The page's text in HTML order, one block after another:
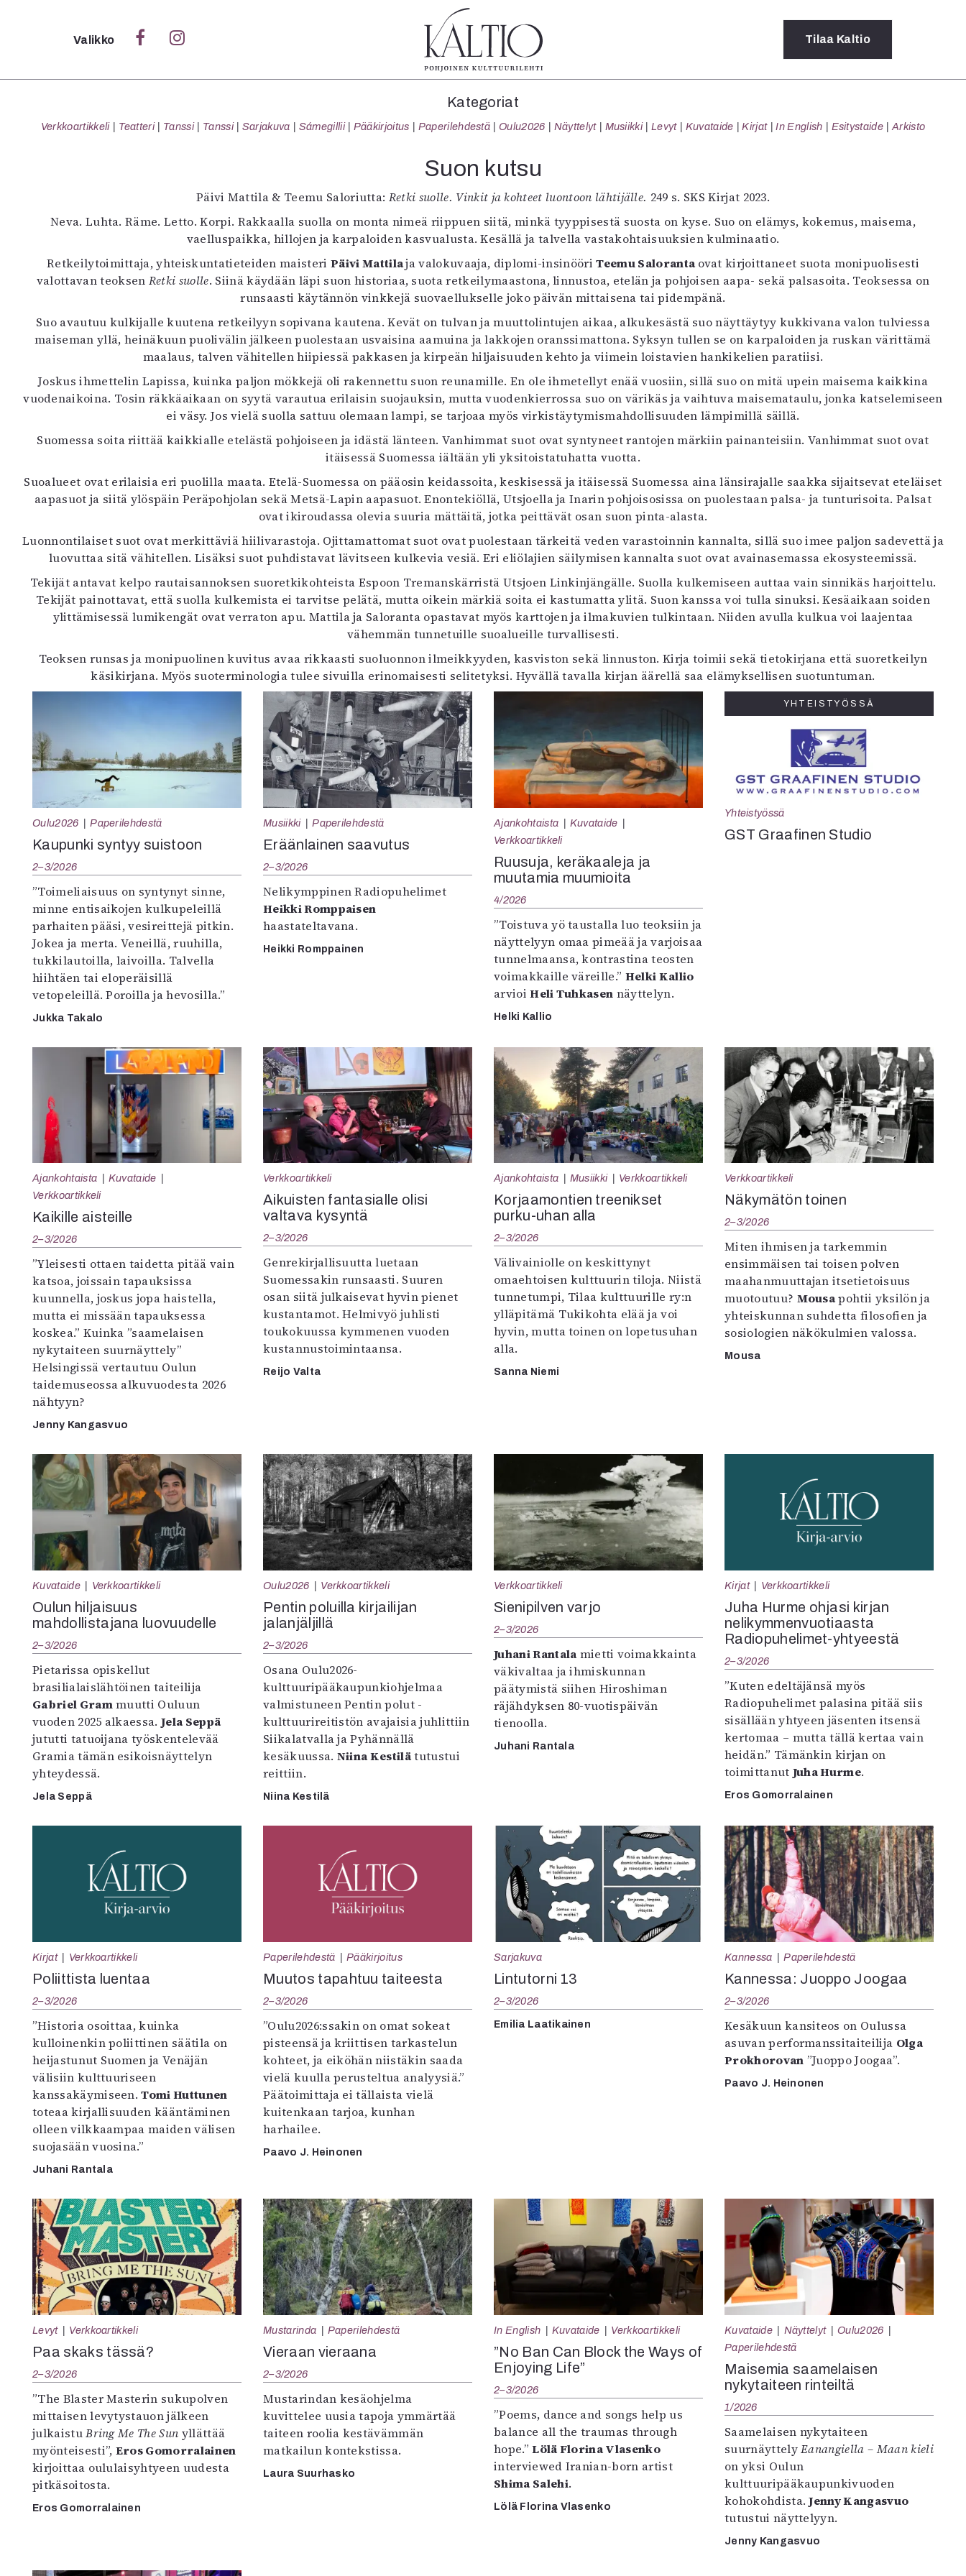
Sulje
Verkkoartikkeli
Sarjakuva
Pääkirjoitus
Paperilehdestä
Oulu2026
Näyttelyt
Musiikki
Levyt
Kuvataide
Kirjat
In English
Esitystaide
Arkisto
Lehdet
4/2026
1/2026
6/2025
5/2025 saame
Lehtiarkisto
Tilaus ja
Mediatiedot
Valikko Tilaa Kaltio
Kategoriat
Verkkoartikkeli Teatteri Tanssi Tanssi Sarjakuva Sámegillii Pääkirjoitus Paperilehdestä Oulu2026 Näyttelyt Musiikki Levyt Kuvataide Kirjat In English Esitystaide Arkisto
Suon kutsu
Päivi Mattila & Teemu Saloriutta: Retki suolle. Vinkit ja kohteet luontoon lähtijälle. 249 s. SKS Kirjat 2023.
Neva. Luhta. Räme. Letto. Korpi. Rakkaalla suolla on monta nimeä riippuen siitä, minkä tyyppisestä suosta on kyse. Suo on elämys, kokemus, maisema,
vaelluspaikka, hillojen ja karpaloiden kasvualusta. Kesällä ja talvella vastakohtaisuuksien kulminaatio.
Retkeilytoimittaja, yhteiskuntatieteiden maisteri Päivi Mattilaja valokuvaaja, diplomi-insinööriTeemu Saloranta ovat kirjoittaneet suota monipuolisesti
valottavan teoksen Retki suolle. Siinä käydään läpi suon historiaa, suota retkeilymaastona, linnustoa, etelän ja pohjoisen aapa- sekä palsasoita. Teoksessa on
runsaasti käytännön vinkkejä suovaellukselle joko päivän mittaisena tai pidempänä.
Suo avautuu kulkijalle kuutena retkeilyyn sopivana kautena. Kevät on tulvan ja muuttolintujen aikaa, alkukesästä suo näyttäytyy kukkivana valon tulviessa
maiseman yllä, heinäkuun puolivälin jälkeen puolestaan usvaisina aamuina ja lakkojen oranssimattona. Syksyn tullen se on karpaloiden ja ruskan värittämä
maalaus, talven vähitellen hiipiessä pakkasen ja kirpeän hiljaisuuden kehto ja viimein loistavien hankikelien paratiisi.
Joskus ihmettelin Lapissa, kuinka paljon mökkejä oli rakennettu suon reunamille. En ole ihmetellyt enää vuosiin, sillä suo on mitä upein maisema kaikkina
vuodenaikoina. Tosin räkkäaikaan on syytä varautua erilaisin suojauksin, mutta vuodenkierrossa suo on värikäs ja vaihtuva maisemataulu, jonka katselemiseen
ei väsy. Jos vielä suolla sattuu olemaan lampi, se tarjoaa myös virkistäytymismahdollisuuden lämpimillä säillä.
Suomessa soita riittää kaikkialle etelästä pohjoiseen ja idästä länteen. Vanhimmat suot ovat syntyneet rantojen märkiin painanteisiin. Vanhimmat suot ovat
itäisessä Suomessa iältään yli yksitoistatuhatta vuotta.
Suoalueet ovat erilaisia eri puolilla maata. Etelä-Suomessa on pääosin keidassoita, keskisessä ja itäisessä Suomessa aina länsirajalle saakka sijaitsevat eteläiset
aapasuot ja siitä ylöspäin Peräpohjolan sekä Metsä-Lapin aapasuot. Enontekiöllä, Utsjoella ja Inarin pohjoisosissa on puolestaan palsa- ja tunturisoita. Palsat
ovat ikiroudassa olevia suuria mättäitä, jotka peittävät osan suon pinta-alasta.
Luonnontilaiset suot ovat merkittäviä hiilivarastoja. Ojittamattomat suot ovat puolestaan tärkeitä veden varastoinnin kannalta, sillä suo imee paljon sadevettä ja
luovuttaa sitä vähitellen. Lisäksi suot puhdistavat lävitseen kulkevia vesiä. Eri eliölajien säilymisen kannalta suot ovat avainasemassa ekosysteemissä.
Tekijät antavat kelpo rautaisannoksen suoretkikohteista Espoon Tremanskärristä Utsjoen Linkinjängälle. Suolla kulkemiseen auttaa vain sinnikäs harjoittelu.
Tekijät painottavat, että suolla kulkemista ei tarvitse pelätä, mutta oikein märkiä soita ei kastumatta ylitä. Suon kanssa voi tulla sinuksi. Kesäaikaan soiden
ylittämisessä lumikengät ovat verraton apu. Mattila ja Saloranta opastavat myös karttojen ja ilmakuvien tulkintaan. Niiden avulla kulkua voi laajentaa
vähemmän tunnetuille suoalueille turvallisesti.
Teoksen runsas ja monipuolinen kuvitus avaa rikkaasti suoluonnon ilmeikkyyden, kasviston sekä linnuston. Kirja toimii sekä tietokirjana että suoretkeilyn
käsikirjana. Myös suoterminologia tulee sivuilla erinomaisesti selitetyksi. Hyvällä tavalla kirjan äärellä saa elämyksellisen suotuntuman.
Oulu2026 Paperilehdestä
Kaupunki syntyy suistoon
2–3/2026
”Toimeliaisuus on syntynyt sinne,
minne entisaikojen kulkupeleillä
parhaiten pääsi, vesireittejä pitkin.
Jokea ja merta. Veneillä, ruuhilla,
tukkilautoilla, laivoilla. Talvella
hiihtäen tai eloperäisillä
vetopeleillä. Poroilla ja hevosilla.”
Jukka Takalo
Musiikki Paperilehdestä
Eräänlainen saavutus
2–3/2026
Nelikymppinen Radiopuhelimet
Heikki Romppaisen
haastateltavana.
Heikki Romppainen
Ajankohtaista
Kuvataide
Verkkoartikkeli
Ruusuja, keräkaaleja ja
muutamia muumioita
4/2026
”Toistuva yö taustalla luo teoksiin ja
näyttelyyn omaa pimeää ja varjoisaa
tunnelmaansa, kontrastina teosten
voimakkaille väreille.” Helki Kallio
arvioiHeli Tuhkasen näyttelyn.
Helki Kallio
YHTEISTYÖSSÄ
Yhteistyössä
GST Graafinen Studio
Ajankohtaista
Kuvataide
Verkkoartikkeli
Kaikille aisteille
2–3/2026
”Yleisesti ottaen taidetta pitää vain
katsoa, joissain tapauksissa
kuunnella, joskus jopa haistella,
mutta ei missään tapauksessa
koskea.” Kuinka ”saamelaisen
nykytaiteen suurnäyttely”
Helsingissä vertautuu Oulun
taidemuseossa alkuvuodesta 2026
nähtyyn?
Jenny Kangasvuo
Verkkoartikkeli
Aikuisten fantasialle olisi
valtava kysyntä
2–3/2026
Genrekirjallisuutta luetaan
Suomessakin runsaasti. Suuren
osan siitä julkaisevat hyvin pienet
kustantamot. Helmivyö juhlisti
toukokuussa kymmenen vuoden
kustannustoimintaansa.
Reijo Valta
Ajankohtaista Musiikki Verkkoartikkeli
Korjaamontien treenikset
purku-uhan alla
2–3/2026
Välivainiolle on keskittynyt
omaehtoisen kulttuurin tiloja. Niistä
tunnetumpi, Tilaa kulttuurille ry:n
ylläpitämä Tukikohta elää ja voi
hyvin, mutta toinen on lopetusuhan
alla.
Sanna Niemi
Verkkoartikkeli
Näkymätön toinen
2–3/2026
Miten ihmisen ja tarkemmin
ensimmäisen tai toisen polven
maahanmuuttajan itsetietoisuus
muotoutuu? Mousapohtii yksilön ja
yhteiskunnan suhdetta filosofien ja
sosiologien näkökulmien valossa.
Mousa
Kuvataide Verkkoartikkeli
Oulun hiljaisuus
mahdollistajana luovuudelle
2–3/2026
Pietarissa opiskellut
brasilialaislähtöinen taiteilija
Gabriel Grammuutti Ouluun
vuoden 2025 alkaessa.Jela Seppä
jututti tatuoijana työskentelevää
Gramia tämän esikoisnäyttelyn
yhteydessä.
Jela Seppä
Oulu2026 Verkkoartikkeli
Pentin poluilla kirjailijan
jalanjäljillä
2–3/2026
Osana Oulu2026-
kulttuuripääkaupunkiohjelmaa
valmistuneen Pentin polut -
kulttuurireitistön avajaisia juhlittiin
Siikalatvalla ja Pyhännällä
kesäkuussa. Niina Kestilätutustui
reittiin.
Niina Kestilä
Verkkoartikkeli
Sienipilven varjo
2–3/2026
Juhani Rantala mietti voimakkainta
väkivaltaa ja ihmiskunnan
päätymistä siihen Hiroshiman
räjähdyksen 80-vuotispäivän
tienoolla.
Juhani Rantala
Kirjat Verkkoartikkeli
Juha Hurme ohjasi kirjan
nelikymmenvuotiaasta
Radiopuhelimet-yhtyeestä
2–3/2026
”Kuten edeltäjänsä myös
Radiopuhelimet palasina pitää siis
sisällään yhtyeen jäsenten itsensä
kertomaa – mutta tällä kertaa vain
heidän.” Tämänkin kirjan on
toimittanut Juha Hurme.
Eros Gomorralainen
Kirjat Verkkoartikkeli
Poliittista luentaa
2–3/2026
”Historia osoittaa, kuinka
kulloinenkin poliittinen säätila on
heijastunut Suomen ja Venäjän
välisiin kulttuuriseen
kanssakäymiseen.Tomi Huttunen
toteaa kirjallisuuden kääntäminen
olleen vilkkaampaa maiden välisen
suojasään vuosina.”
Juhani Rantala
Paperilehdestä Pääkirjoitus
Muutos tapahtuu taiteesta
2–3/2026
”Oulu2026:ssakin on omat sokeat
pisteensä ja kriittisen tarkastelun
kohteet, ja eiköhän niistäkin saada
vielä kuulla perusteltua analyysiä.”
Päätoimittaja ei tällaista vielä
kuitenkaan tarjoa, kunhan
harhailee.
Paavo J. Heinonen
Sarjakuva
Lintutorni 13
2–3/2026
Emilia Laatikainen
Kannessa Paperilehdestä
Kannessa: Juoppo Joogaa
2–3/2026
Kesäkuun kansiteos on Oulussa
asuvan performanssitaiteilija Olga
Prokhorovan ”Juoppo Joogaa”.
Paavo J. Heinonen
Levyt Verkkoartikkeli
Paa skaks tässä?
2–3/2026
”The Blaster Masterin sukupolven
mittaisen levytystauon jälkeen
julkaistuBring Me The Sun yllättää
myönteisesti”, Eros Gomorralainen
kirjoittaa oululaisyhtyeen uudesta
pitkäsoitosta.
Eros Gomorralainen
Mustarinda Paperilehdestä
Vieraan vieraana
2–3/2026
Mustarindan kesäohjelma
kuvittelee uusia tapoja ymmärtää
taiteen roolia kestävämmän
matkailun kontekstissa.
Laura Suurhasko
In English Kuvataide Verkkoartikkeli
”No Ban Can Block the Ways of
Enjoying Life”
2–3/2026
”Poems, dance and songs help us
balance all the traumas through
hope.”Lölä Florina Vlasenko
interviewed Iranian-born artist
Shima Salehi.
Lölä Florina Vlasenko
Kuvataide Näyttelyt
Oulu2026
Paperilehdestä
Maisemia saamelaisen
nykytaiteen rinteiltä
1/2026
Saamelaisen nykytaiteen
suurnäyttelyEanangiella – Maan kieli
on yksi Oulun
kulttuuripääkaupunkivuoden
kohokohdista.Jenny Kangasvuo
tutustui näyttelyyn.
Jenny Kangasvuo